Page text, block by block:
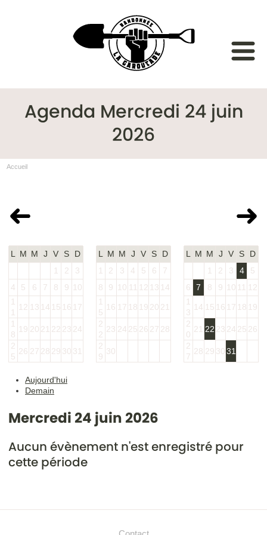
Agenda Mercredi 24 juin
2026
Accueil
Mai 2026
L M M J V S
D
1
2
3
4
5 6 7 8 9 10
1
1
12 13 14 15 16 17
1
8
19 20 21 22 23 24
2
5
26 27 28 29 30 31
L M M J V S
D
1
2 3 4 5 6
7
8
9 10 11 12 13 14
1
5
16 17 18 19 20 21
2
2
23 24 25 26 27 28
2
9
30
Juillet 2026
L M M J V S
D
1
2 3 4
5
6
7 8 9 10 11 12
1
3
14 15 16 17 18 19
2
0
21 22 23 24 25 26
2
7
28 29 3031
Aujourd'hui
Demain
Mercredi 24 juin 2026
Aucun évènement n'est enregistré pour
cette période